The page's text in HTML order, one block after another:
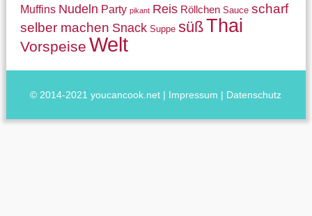
Muffins Nudeln Party pikant Reis Röllchen Sauce scharf
selber machen Snack Suppe süßThai
Vorspeise Welt
© 2014-2021 youcancook.net | Impressum | Datenschutz